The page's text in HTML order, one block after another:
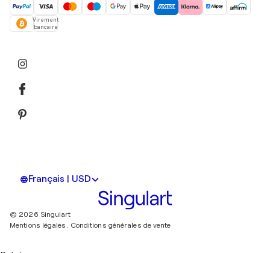
Virement
bancaire
Français | USD
© 2026 Singulart
Mentions légales. Conditions générales de vente